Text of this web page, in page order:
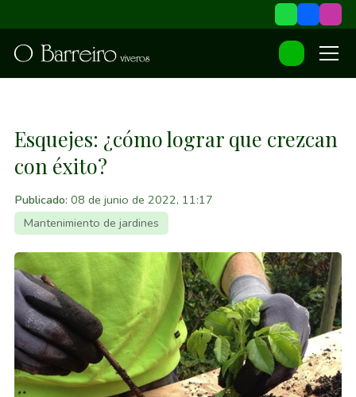
Esquejes: ¿cómo lograr que crezcan
con éxito?
Publicado: 08 de junio de 2022, 11:17
Mantenimiento de jardines